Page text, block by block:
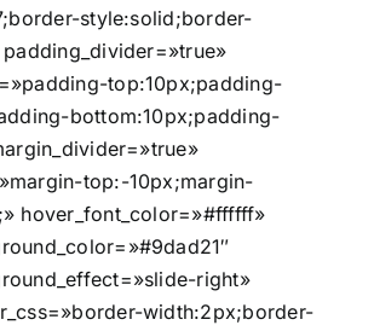
style:solid;border-
top:10px;padding-
bottom:10px;padding-
top:-10px;margin-
hover_font_color=»#ffffff»
right»
width:2px;border-